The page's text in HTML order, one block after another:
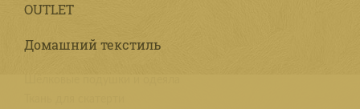
OUTLET
Домашний текстиль